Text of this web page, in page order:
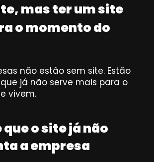
mas ter um site
o momento do
não estão sem site. Estão
já não serve mais para o
vivem.
que o site já não
a empresa